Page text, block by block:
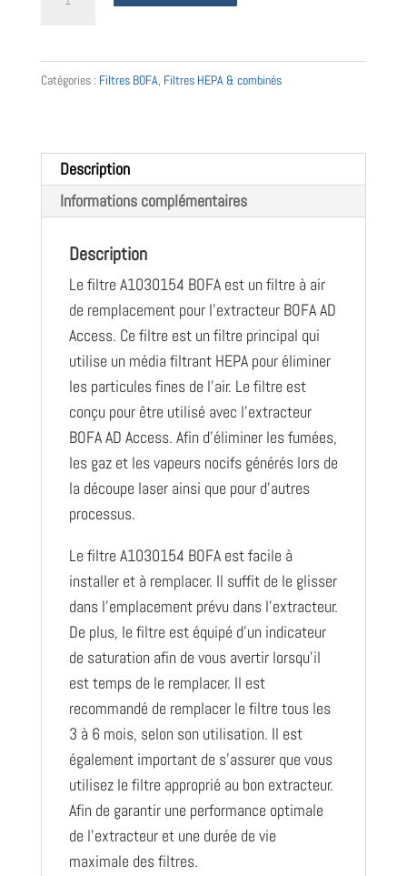
Filtre
BOFA
Access
Catégories : Filtres BOFA, Filtres HEPA & combinés
Description
Informations complémentaires
Description
Le filtre A1030154 BOFA est un filtre à air
de remplacement pour l’extracteur BOFA AD
Access. Ce filtre est un filtre principal qui
utilise un média filtrant HEPA pour éliminer
les particules fines de l’air. Le filtre est
conçu pour être utilisé avec l’extracteur
BOFA AD Access. Afin d’éliminer les fumées,
les gaz et les vapeurs nocifs générés lors de
la découpe laser ainsi que pour d’autres
processus.
Le filtre A1030154 BOFA est facile à
installer et à remplacer. Il suffit de le glisser
dans l’emplacement prévu dans l’extracteur.
De plus, le filtre est équipé d’un indicateur
de saturation afin de vous avertir lorsqu’il
est temps de le remplacer. Il est
recommandé de remplacer le filtre tous les
3 à 6 mois, selon son utilisation. Il est
également important de s’assurer que vous
utilisez le filtre approprié au bon extracteur.
Afin de garantir une performance optimale
de l’extracteur et une durée de vie
maximale des filtres.